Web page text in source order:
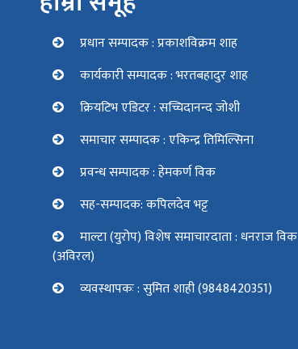
प्रधान सम्पादक : प्रकाशविक्रम शाह
कार्यकारी सम्पादक : भरतबहादुर शाह
क्रियटिभ एडिटर : सच्चिदानन्द जोशी
समाचार सम्पादक : एकिन्द्र तिमिल्सिना
प्रवन्ध सम्पादक : हेमकर्ण विक
सह-सम्पादक: कपिलदेव भट्ट
माल्टा (युरोप) विशेष समाचारदाता : धनराज विक
(अविरल)
व्यवस्थापकः : सुमित शाही (9848420351)